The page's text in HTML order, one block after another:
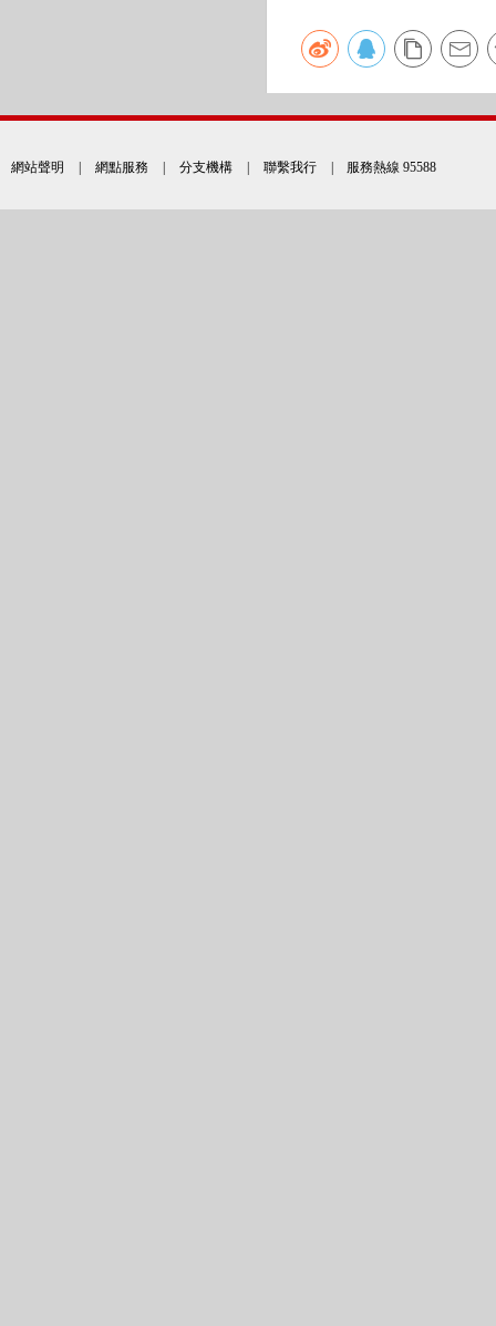
網站聲明 網點服務 分支機構 聯繫我行 | 服務熱線 95588